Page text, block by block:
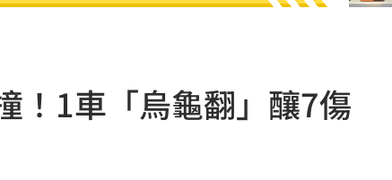
！1車「烏龜翻」釀7傷